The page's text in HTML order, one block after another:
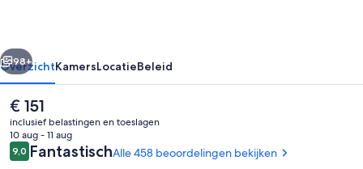
Volgende
98+
OverzichtKamersLocatieBeleid
De
huidige
prijs
is
€ 151
€ 151
inclusief belastingen en toeslagen
10 aug - 11 aug
Beoordelingen
9,09,0 op 10 –
FantastischAlle 458 beoordelingen bekijken